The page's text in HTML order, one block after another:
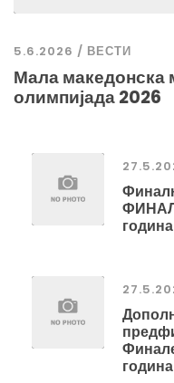
5.6.2026 / ВЕСТИ
Мала македонска
олимпијада 2026
година
година